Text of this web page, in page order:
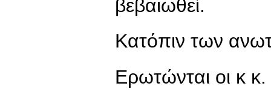
βεβαιωθεί.
Κατόπιν των
Ερωτώνται οι κ